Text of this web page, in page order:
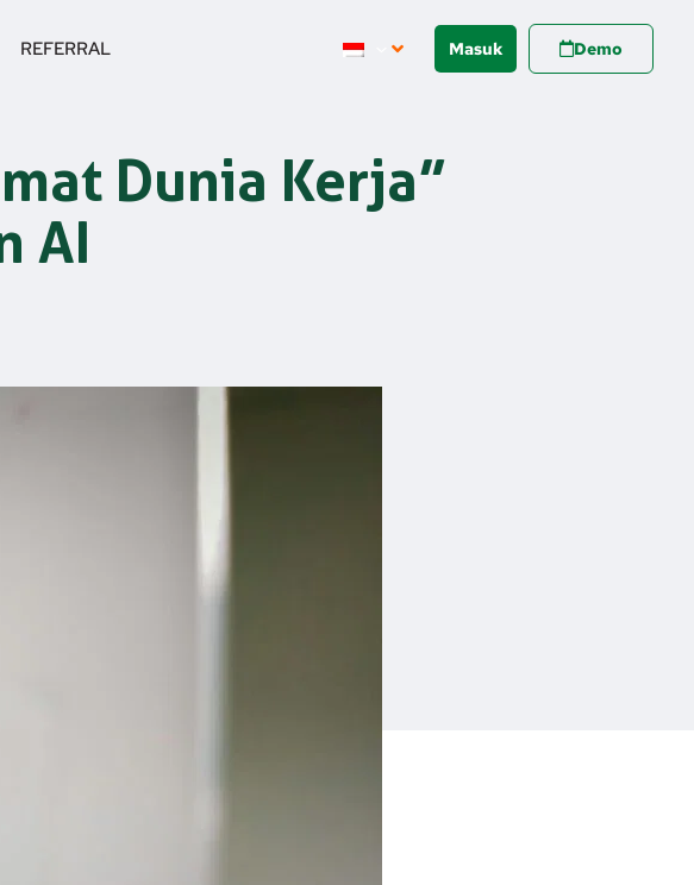
REFERRAL Masuk Demo
Dunia Kerja”
AI